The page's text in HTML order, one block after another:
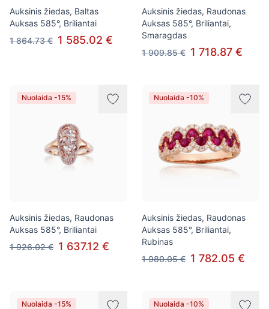
Auksinis žiedas, Baltas
Auksas 585°, Briliantai
1 864.73 € 1 585.02 €
Auksinis žiedas, Raudonas
Auksas 585°, Briliantai,
Smaragdas
1 909.85 € 1 718.87 €
Nuolaida -15%
Auksinis žiedas, Raudonas
Auksas 585°, Briliantai
1 926.02 € 1 637.12 €
Nuolaida -10%
Auksinis žiedas, Raudonas
Auksas 585°, Briliantai,
Rubinas
1 980.05 € 1 782.05 €
Nuolaida -15% Nuolaida -10%